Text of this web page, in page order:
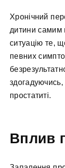
Хронічний
дитини самим
ситуацію те,
певних
простатиті.
Вплив